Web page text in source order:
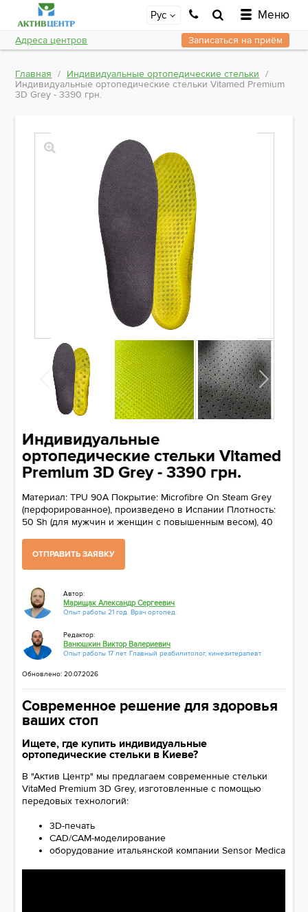
Рус Меню
Адреса центров Записаться на приём
Главная
Индивидуальные ортопедические стельки
Индивидуальные ортопедические стельки Vitamed Premium
3D Grey - 3390 грн.
Индивидуальные
ортопедические стельки Vitamed
Premium 3D Grey - 3390 грн.
Материал: TPU 90A Покрытие: Microfibre On Steam Grey
(перфорированное), произведено в Испании Плотность:
50 Sh (для мужчин и женщин с повышенным весом), 40
ОТПРАВИТЬ ЗАЯВКУ
Автор:
Марищак Александр Сергеевич
Опыт работы 21 год. Врач ортопед.
Редактор:
Ванюшкин Виктор Валериевич
Опыт работы 17 лет. Главный реабилитолог, кинезитерапевт.
Обновлено: 20.07.2026
Современное решение для здоровья
ваших стоп
Ищете, где купить индивидуальные
ортопедические стельки в Киеве?
В "Актив Центр" мы предлагаем современные стельки
VitaMed Premium 3D Grey, изготовленные с помощью
передовых технологий:
3D-печать
CAD/CAM-моделирование
оборудование итальянской компании Sensor Medica